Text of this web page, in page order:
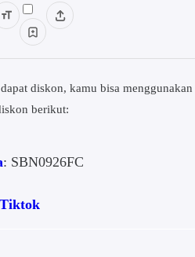
diskon, kamu bisa menggunakan
berikut:
: SBN0926FC
Tiktok